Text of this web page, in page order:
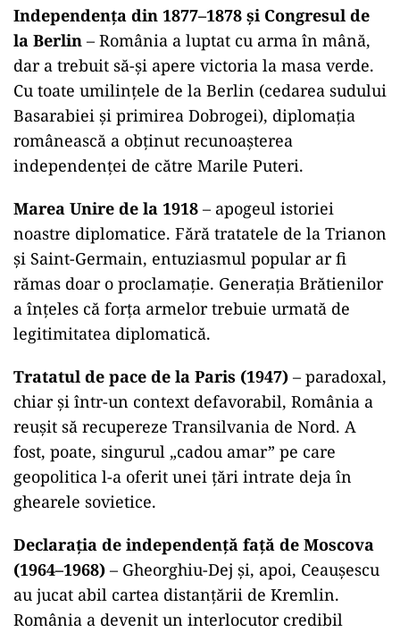
Independența din 1877–1878 și Congresul de
la Berlin – România a luptat cu arma în mână,
dar a trebuit să-și apere victoria la masa verde.
Cu toate umilințele de la Berlin (cedarea sudului
Basarabiei și primirea Dobrogei), diplomația
românească a obținut recunoașterea
independenței de către Marile Puteri.
Marea Unire de la 1918 – apogeul istoriei
noastre diplomatice. Fără tratatele de la Trianon
și Saint-Germain, entuziasmul popular ar fi
rămas doar o proclamație. Generația Brătienilor
a înțeles că forța armelor trebuie urmată de
legitimitatea diplomatică.
Tratatul de pace de la Paris (1947) – paradoxal,
chiar și într-un context defavorabil, România a
reușit să recupereze Transilvania de Nord. A
fost, poate, singurul „cadou amar” pe care
geopolitica l-a oferit unei țări intrate deja în
ghearele sovietice.
Declarația de independență față de Moscova
(1964–1968) – Gheorghiu-Dej și, apoi, Ceaușescu
au jucat abil cartea distanțării de Kremlin.
România a devenit un interlocutor credibil